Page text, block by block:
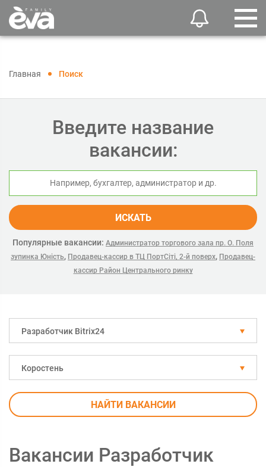
Главная Поиск
Введите название
вакансии:
ИСКАТЬ
Популярные вакансии: Администратор торгового зала пр. О. Поля
зупинка Юність, Продавец-кассир в ТЦ ПортСіті, 2-й поверх, Продавец-
кассир Район Центрального ринку
Разработчик Bitrix24
Коростень
НАЙТИ ВАКАНСИИ
Вакансии Разработчик